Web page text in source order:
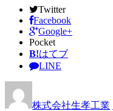
Twitter
Facebook
Google+
Pocket
B!はてブ
LINE
株式会社生孝工業